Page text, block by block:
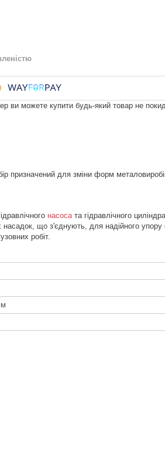
ви можете купити будь-який товар не
призначений для зміни форм
насоса та гідравлічного
що з'єднують, для надійного упору
робіт.